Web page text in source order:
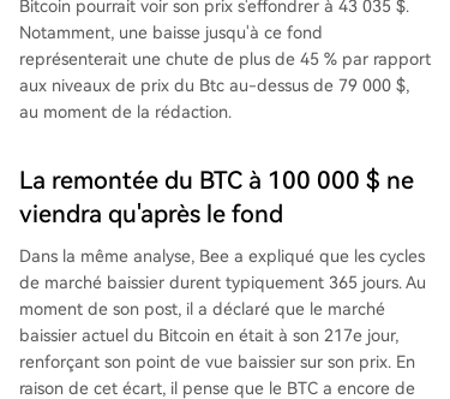
Bitcoin pourrait voir son prix s'effondrer à 43 035 $.
Notamment, une baisse jusqu'à ce fond
représenterait une chute de plus de 45 % par rapport
aux niveaux de prix du Btc au-dessus de 79 000 $,
au moment de la rédaction.
La remontée du BTC à 100 000 $ ne
viendra qu'après le fond
Dans la même analyse, Bee a expliqué que les cycles
de marché baissier durent typiquement 365 jours. Au
moment de son post, il a déclaré que le marché
baissier actuel du Bitcoin en était à son 217e jour,
renforçant son point de vue baissier sur son prix. En
raison de cet écart, il pense que le BTC a encore de